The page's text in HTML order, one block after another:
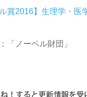
ル賞2016】生理学・
「ノーベル財団」